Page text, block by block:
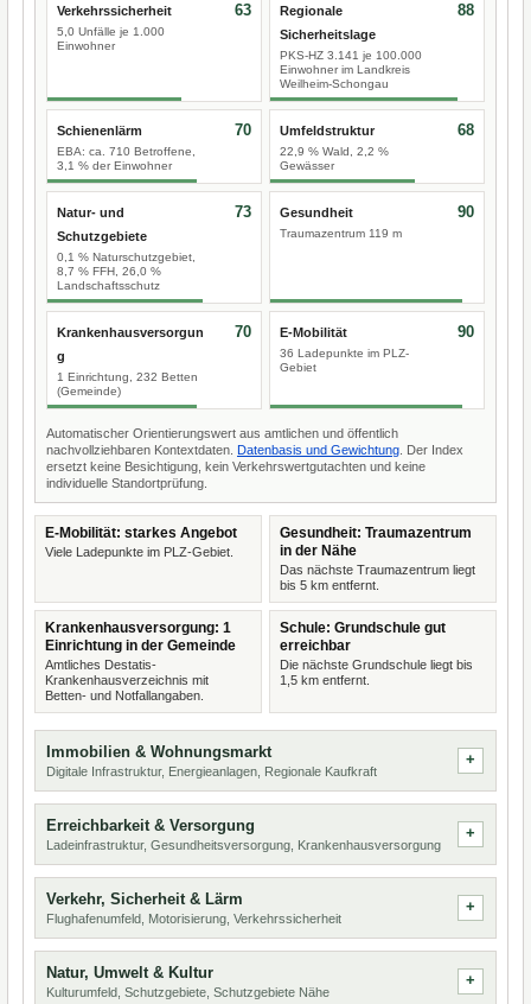
Verkehrssicherheit
5,0 Unfälle je 1.000
Einwohner
63
Regionale
Sicherheitslage
PKS-HZ 3.141 je 100.000
Einwohner im Landkreis
Weilheim-Schongau
88
Schienenlärm
EBA: ca. 710 Betroffene,
3,1 % der Einwohner
70 Umfeldstruktur
22,9 % Wald, 2,2 %
Gewässer
68
Natur- und
Schutzgebiete
0,1 % Naturschutzgebiet,
8,7 % FFH, 26,0 %
Landschaftsschutz
73 Gesundheit
Traumazentrum 119 m
90
Krankenhausversorgun
g
1 Einrichtung, 232 Betten
(Gemeinde)
70 E-Mobilität
36 Ladepunkte im PLZ-
Gebiet
90
Automatischer Orientierungswert aus amtlichen und öffentlich
nachvollziehbaren Kontextdaten. Datenbasis und Gewichtung . Der Index
ersetzt keine Besichtigung, kein Verkehrswertgutachten und keine
individuelle Standortprüfung.
E-Mobilität: starkes Angebot
Viele Ladepunkte im PLZ-Gebiet.
Gesundheit: Traumazentrum
in der Nähe
Das nächste Traumazentrum liegt
bis 5 km entfernt.
Krankenhausversorgung: 1
Einrichtung in der Gemeinde
Amtliches Destatis-
Krankenhausverzeichnis mit
Betten- und Notfallangaben.
Schule: Grundschule gut
erreichbar
Die nächste Grundschule liegt bis
1,5 km entfernt.
Immobilien & Wohnungsmarkt
Digitale Infrastruktur, Energieanlagen, Regionale Kaufkraft
Erreichbarkeit & Versorgung
Ladeinfrastruktur, Gesundheitsversorgung, Krankenhausversorgung
Verkehr, Sicherheit & Lärm
Flughafenumfeld, Motorisierung, Verkehrssicherheit
Natur, Umwelt & Kultur
Kulturumfeld, Schutzgebiete, Schutzgebiete Nähe